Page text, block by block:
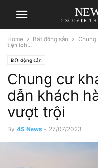
DISCOVER
Home Bất động sản
Chung
tiện ích...
Bất động sản
Chung cư
dẫn khách
vượt trội
By 4S News - 27/07/2023